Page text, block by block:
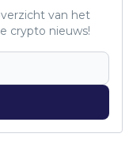
van het
crypto nieuws!